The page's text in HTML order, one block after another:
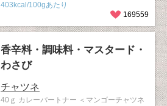
403kcal/100gあたり
169559
香辛料・調味料・マスタード・
わさび
チャツネ
40ｇ カレーパートナー ＜マンゴーチャツネ